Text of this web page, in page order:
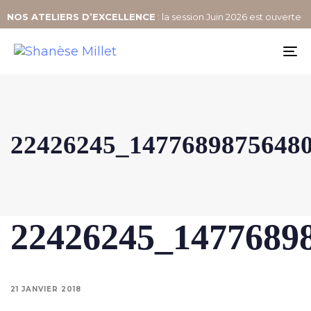
NOS ATELIERS D’EXCELLENCE : la session Juin 2026 est ouverte
21 JANVIER 2018